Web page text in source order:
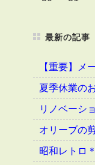
最新の記事
【重要】メ
夏季休業の
リノベーシ
オリーブの
昭和レトロ